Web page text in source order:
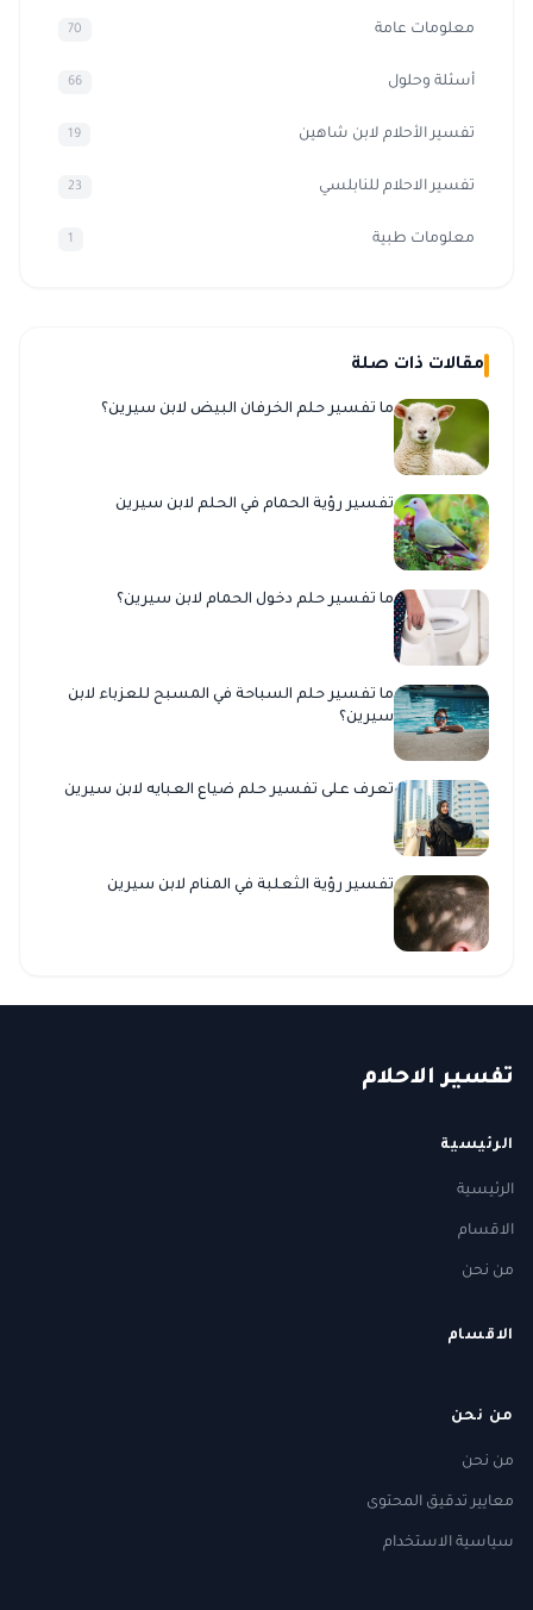
معلومات عامة 70
أسئلة وحلول 66
تفسير الأحلام لابن شاهين 19
تفسير الاحلام للنابلسي 23
معلومات طبية 1
مقالات ذات صلة
ما تفسير حلم الخرفان البيض لابن سيرين؟
تفسير رؤية الحمام في الحلم لابن سيرين
ما تفسير حلم دخول الحمام لابن سيرين؟
ما تفسير حلم السباحة في المسبح للعزباء لابن
سيرين؟
تعرف على تفسير حلم ضياع العبايه لابن سيرين
تفسير رؤية الثعلبة في المنام لابن سيرين
تفسير الاحلام
الرئيسية
الرئيسية
الاقسام
من نحن
الاقسام
من نحن
من نحن
معايير تدقيق المحتوى
سياسية الاستخدام